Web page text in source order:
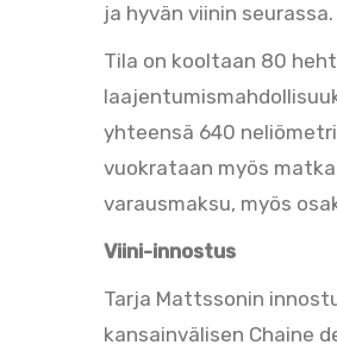
ja hyvän viinin seurassa.
Tila on kooltaan 80
yhteensä 640
vuokrataan myös
varausmaksu, myös
Viini-innostus
Tarja Mattssonin
kansainvälisen Chaine